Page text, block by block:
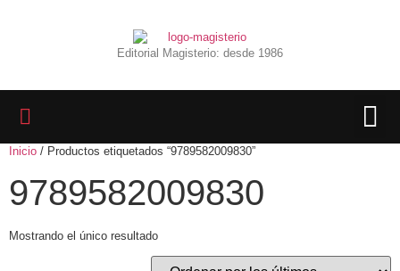
Editorial Magisterio: desde 1986
Inicio / Productos etiquetados “9789582009830”
9789582009830
Mostrando el único resultado